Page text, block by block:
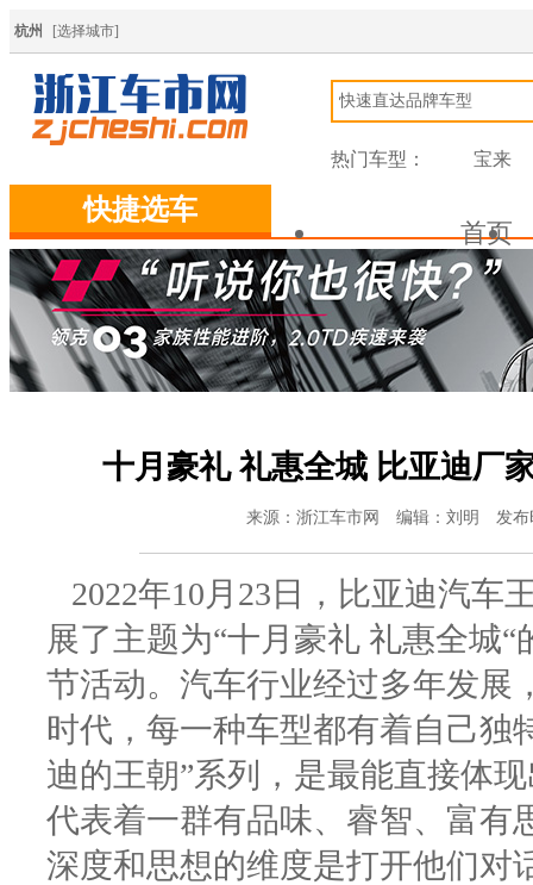
杭州 [选择城市]
热门车型：
宝来
快捷选车
首页
往期回顾
十月豪礼 礼惠全城 比亚迪厂
来源：浙江车市网 编辑：刘明 发布
2022年10月23日，比亚迪汽车
展了主题为“十月豪礼 礼惠全城“
节活动。汽车行业经过多年发展
时代，每一种车型都有着自己独
迪的王朝”系列，是最能直接体
代表着一群有品味、睿智、富有
深度和思想的维度是打开他们对